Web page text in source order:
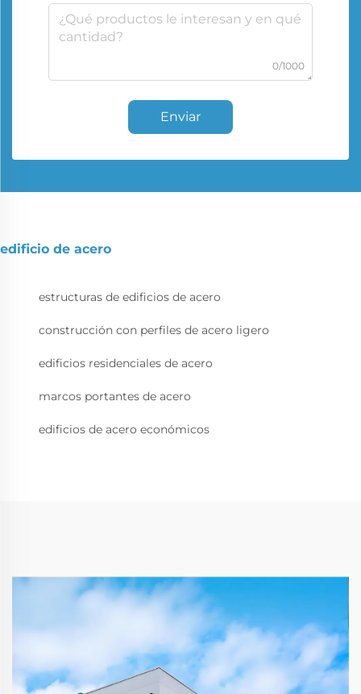
0/1000
Enviar
edificio de acero
estructuras de edificios de acero
construcción con perfiles de acero ligero
edificios residenciales de acero
marcos portantes de acero
edificios de acero económicos